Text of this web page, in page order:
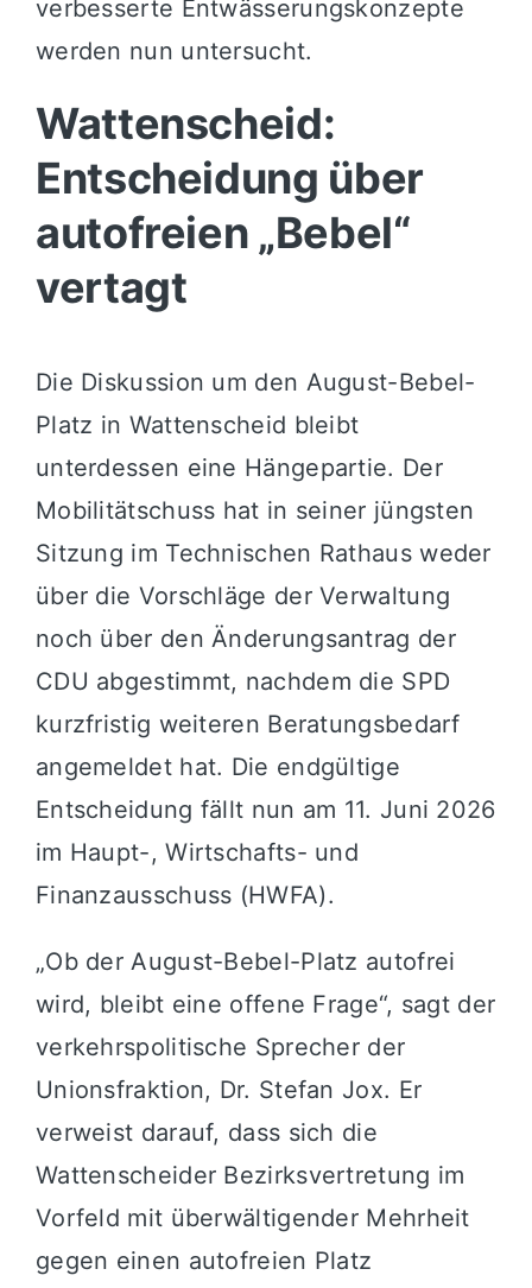
verbesserte Entwässerungskonzepte
werden nun untersucht.
Wattenscheid:
Entscheidung über
autofreien „Bebel“
vertagt
Die Diskussion um den August-Bebel-
Platz in Wattenscheid bleibt
unterdessen eine Hängepartie. Der
Mobilitätschuss hat in seiner jüngsten
Sitzung im Technischen Rathaus weder
über die Vorschläge der Verwaltung
noch über den Änderungsantrag der
CDU abgestimmt, nachdem die SPD
kurzfristig weiteren Beratungsbedarf
angemeldet hat. Die endgültige
Entscheidung fällt nun am 11. Juni 2026
im Haupt-, Wirtschafts- und
Finanzausschuss (HWFA).
„Ob der August-Bebel-Platz autofrei
wird, bleibt eine offene Frage“, sagt der
verkehrspolitische Sprecher der
Unionsfraktion, Dr. Stefan Jox. Er
verweist darauf, dass sich die
Wattenscheider Bezirksvertretung im
Vorfeld mit überwältigender Mehrheit
gegen einen autofreien Platz